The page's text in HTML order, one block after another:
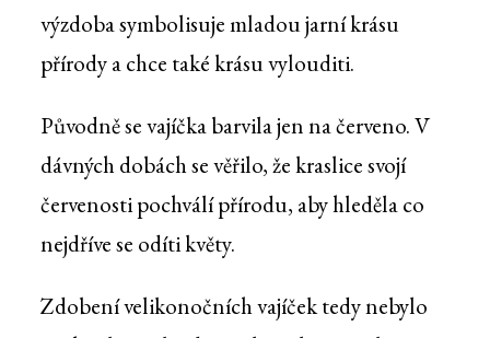
výzdoba symbolisuje mladou jarní krásu
přírody a chce také krásu vylouditi.
Původně se vajíčka barvila jen na červeno. V
dávných dobách se věřilo, že kraslice svojí
červenosti pochválí přírodu, aby hleděla co
nejdříve se odíti květy.
Zdobení velikonočních vajíček tedy nebylo